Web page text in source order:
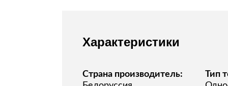
Характеристики
Страна производитель:
Тип